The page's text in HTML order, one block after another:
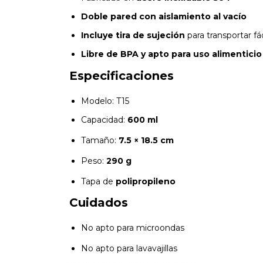
Doble pared con aislamiento al vacío
Incluye tira de sujeción para transportar
Libre de BPA y apto para uso alimenticio
Especificaciones
Modelo: T15
Capacidad: 600 ml
Tamaño: 7.5 × 18.5 cm
Peso: 290 g
Tapa de polipropileno
Cuidados
No apto para microondas
No apto para lavavajillas